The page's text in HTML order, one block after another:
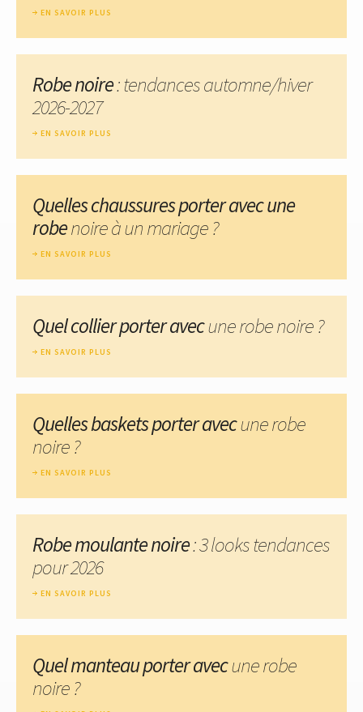
EN SAVOIR PLUS
Robe noire: tendances automne/hiver
2026-2027
EN SAVOIR PLUS
Quelles chaussures porter avec une
robenoire à un mariage ?
EN SAVOIR PLUS
Quel collier porter avecune robe noire ?
EN SAVOIR PLUS
Quelles baskets porter avecune robe
noire ?
EN SAVOIR PLUS
Robe moulante noire: 3 looks tendances
pour 2026
EN SAVOIR PLUS
Quel manteau porter avecune robe
noire ?